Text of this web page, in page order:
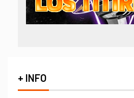
+ INFO